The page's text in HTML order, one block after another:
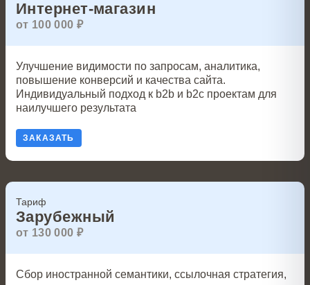
Интернет-магазин
от 100 000 ₽
Улучшение видимости по запросам, аналитика,
повышение конверсий и качества сайта.
Индивидуальный подход к b2b и b2c проектам для
наилучшего результата
ЗАКАЗАТЬ
Тариф
Зарубежный
от 130 000 ₽
Сбор иностранной семантики, ссылочная стратегия,